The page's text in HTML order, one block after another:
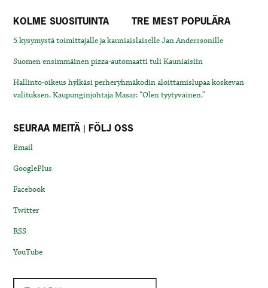
KOLME SUOSITUINTA TRE MEST POPULÄRA
5 kysymystä toimittajalle ja kauniaislaiselle Jan Anderssonille
Suomen ensimmäinen pizza-automaatti tuli Kauniaisiin
Hallinto-oikeus hylkäsi perheryhmäkodin aloittamislupaa koskevan
valituksen. Kaupunginjohtaja Masar: “Olen tyytyväinen.”
SEURAA MEITÄ | FÖLJ OSS
Email
GooglePlus
Facebook
Twitter
RSS
YouTube